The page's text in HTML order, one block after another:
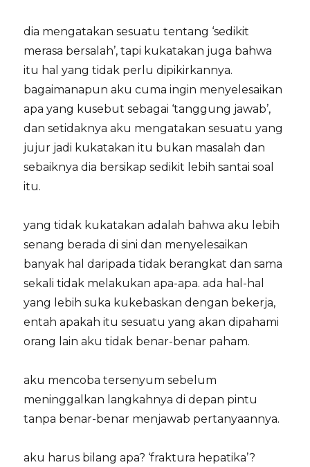
dia mengatakan sesuatu tentang ‘sedikit
merasa bersalah’, tapi kukatakan juga bahwa
itu hal yang tidak perlu dipikirkannya.
bagaimanapun aku cuma ingin menyelesaikan
apa yang kusebut sebagai ‘tanggung jawab’,
dan setidaknya aku mengatakan sesuatu yang
jujur jadi kukatakan itu bukan masalah dan
sebaiknya dia bersikap sedikit lebih santai soal
itu.
yang tidak kukatakan adalah bahwa aku lebih
senang berada di sini dan menyelesaikan
banyak hal daripada tidak berangkat dan sama
sekali tidak melakukan apa-apa. ada hal-hal
yang lebih suka kukebaskan dengan bekerja,
entah apakah itu sesuatu yang akan dipahami
orang lain aku tidak benar-benar paham.
aku mencoba tersenyum sebelum
meninggalkan langkahnya di depan pintu
tanpa benar-benar menjawab pertanyaannya.
aku harus bilang apa? ‘fraktura hepatika’?